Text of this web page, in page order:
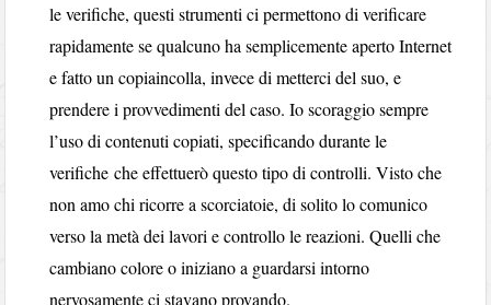
le verifiche, questi strumenti ci permettono di verificare
rapidamente se qualcuno ha semplicemente aperto Internet
e fatto un copiaincolla, invece di metterci del suo, e
prendere i provvedimenti del caso. Io scoraggio sempre
l’uso di contenuti copiati, specificando durante le
verifiche che effettuerò questo tipo di controlli. Visto che
non amo chi ricorre a scorciatoie, di solito lo comunico
verso la metà dei lavori e controllo le reazioni. Quelli che
cambiano colore o iniziano a guardarsi intorno
nervosamente ci stavano provando.